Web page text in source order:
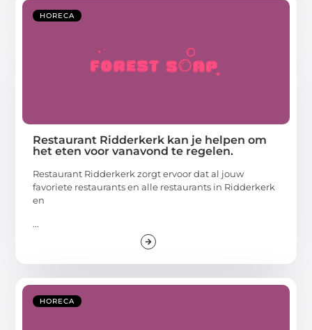
HORECA
Restaurant Ridderkerk kan je helpen om
het eten voor vanavond te regelen.
Restaurant Ridderkerk zorgt ervoor dat al jouw
favoriete restaurants en alle restaurants in Ridderkerk
en
...
HORECA